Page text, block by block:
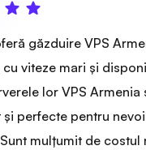
Gardă de sârmă
Radiografie
găzduire VPS
cu viteze mari și
lor VPS Armenia
perfecte pentru
mulțumit de costul